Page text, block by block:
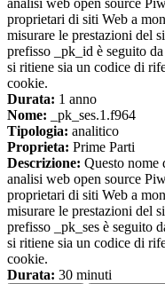
analisi web open source
proprietari di siti Web a
misurare le prestazioni del
prefisso _pk_id è seguito
si ritiene sia un codice di
cookie.
Durata: 1 anno
Nome: _pk_ses.1.f964
Tipologia: analitico
Proprieta: Prime Parti
Descrizione: Questo nome
analisi web open source
proprietari di siti Web a
misurare le prestazioni del
prefisso _pk_ses è seguito
si ritiene sia un codice di
cookie.
Durata: 30 minuti